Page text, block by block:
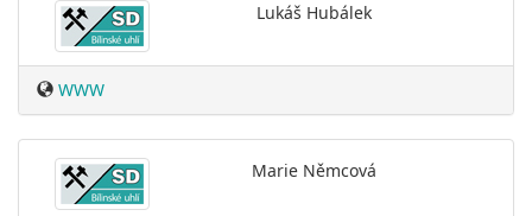
Lukáš Hubálek
WWW
Marie Němcová